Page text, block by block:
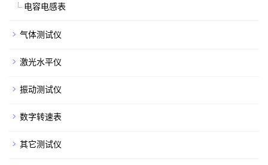
电容电感表
气体测试仪
激光水平仪
振动测试仪
数字转速表
其它测试仪